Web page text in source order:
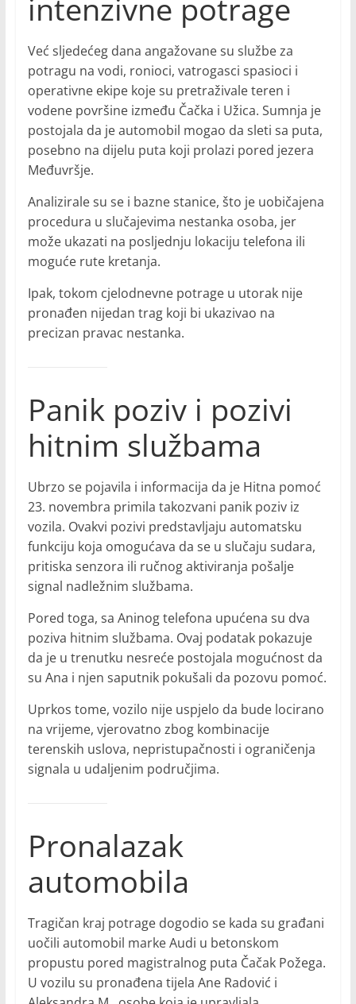
intenzivne potrage
Već sljedećeg dana angažovane su službe za
potragu na vodi, ronioci, vatrogasci spasioci i
operativne ekipe koje su pretraživale teren i
vodene površine između Čačka i Užica. Sumnja je
postojala da je automobil mogao da sleti sa puta,
posebno na dijelu puta koji prolazi pored jezera
Međuvršje.
Analizirale su se i bazne stanice, što je uobičajena
procedura u slučajevima nestanka osoba, jer
može ukazati na posljednju lokaciju telefona ili
moguće rute kretanja.
Ipak, tokom cjelodnevne potrage u utorak nije
pronađen nijedan trag koji bi ukazivao na
precizan pravac nestanka.
Panik poziv i pozivi
hitnim službama
Ubrzo se pojavila i informacija da je Hitna pomoć
23. novembra primila takozvani panik poziv iz
vozila. Ovakvi pozivi predstavljaju automatsku
funkciju koja omogućava da se u slučaju sudara,
pritiska senzora ili ručnog aktiviranja pošalje
signal nadležnim službama.
Pored toga, sa Aninog telefona upućena su dva
poziva hitnim službama. Ovaj podatak pokazuje
da je u trenutku nesreće postojala mogućnost da
su Ana i njen saputnik pokušali da pozovu pomoć.
Uprkos tome, vozilo nije uspjelo da bude locirano
na vrijeme, vjerovatno zbog kombinacije
terenskih uslova, nepristupačnosti i ograničenja
signala u udaljenim područjima.
Pronalazak
automobila
Tragičan kraj potrage dogodio se kada su građani
uočili automobil marke Audi u betonskom
propustu pored magistralnog puta Čačak Požega.
U vozilu su pronađena tijela Ane Radović i